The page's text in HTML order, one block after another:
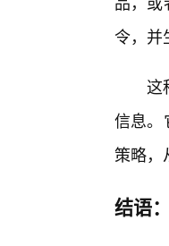
令，并
这
信息。
策略，
结语：